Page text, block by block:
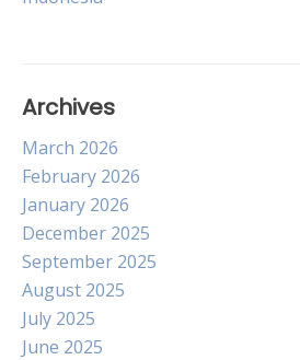
Archives
March 2026
February 2026
January 2026
December 2025
September 2025
August 2025
July 2025
June 2025